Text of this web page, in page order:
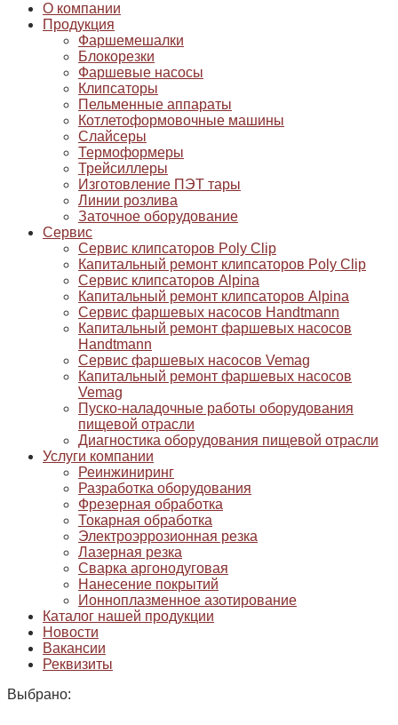
О компании
Продукция
Фаршемешалки
Блокорезки
Фаршевые насосы
Клипсаторы
Пельменные аппараты
Котлетоформовочные машины
Слайсеры
Термоформеры
Трейсиллеры
Изготовление ПЭТ тары
Линии розлива
Заточное оборудование
Сервис
Сервис клипсаторов Poly Clip
Капитальный ремонт клипсаторов Poly Clip
Сервис клипсаторов Alpina
Капитальный ремонт клипсаторов Alpina
Сервис фаршевых насосов Handtmann
Капитальный ремонт фаршевых насосов
Handtmann
Сервис фаршевых насосов Vemag
Капитальный ремонт фаршевых насосов
Vemag
Пуско-наладочные работы оборудования
пищевой отрасли
Диагностика оборудования пищевой отрасли
Услуги компании
Реинжиниринг
Разработка оборудования
Фрезерная обработка
Токарная обработка
Электроэррозионная резка
Лазерная резка
Сварка аргонодуговая
Нанесение покрытий
Ионноплазменное азотирование
Каталог нашей продукции
Новости
Вакансии
Реквизиты
Выбрано: